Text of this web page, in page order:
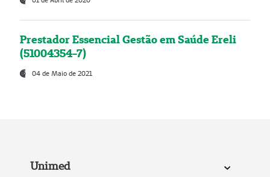
Prestador Essencial Gestão em Saúde Ereli
(51004354-7)
04 de Maio de 2021
Unimed